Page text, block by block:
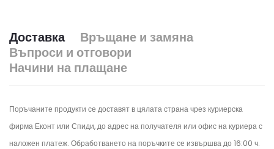
Доставка
Връщане и замяна
Въпроси и отговори
Начини на плащане
Поръчаните продукти се доставят в цялата страна чрез куриерска
фирма Еконт или Спиди, до адрес на получателя или офис на куриера с
наложен платеж. Обработването на поръчките се извършва до 16:00 ч.